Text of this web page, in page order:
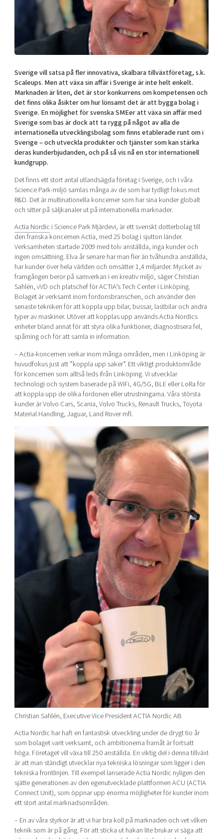
Shaping cities and regions
Bright East
Reversed mentorship
Current offers and activities
Upscaling
Talent & skills
Startup & industry collaboration
Offers to boost your business
Funding opportunities
Our community of companies
Projects
Publications
Project toolbox
Our clusters
Reach out to us
Locations
Today's lunch in Mjärdevi
Sverige vill satsa på flerinnovativa, skalbara tillväxtföretag, s.k.
Scaleups. Men att växa sin affär i Sverige är inte helt enkelt.
Marknaden är liten, det är stor konkurrens om kompetensen och
det finns olika åsikter om hur lönsamt det är att bygga bolag i
Sverige. En möjlighet för svenska SMEer att växa sin affär med
Sverige som bas är dock att ta rygg på något av alla de
internationella utvecklingsbolag som finns etablerade runt om i
Sverige – och utveckla produkter och tjänster som kan stärka
deras kunderbjudanden, och på så vis nå en stor internationell
kundgrupp.
Det finns ett stort antal utlandsägda företag i Sverige, och i våra
Science Park-miljö samlas många av de som har tydligt fokus mot
R&D. Det är multinationella koncerner som har sina kunder globalt
och sitter på säljkanaler ut på internationella marknader.
Actia Nordici Science Park Mjärdevi, är ett svenskt dotterbolag till
den franska koncernen Actia, med 25 bolag i sjutton länder.
Verksamheten startade 2009 med tolv anställda, inga kunder och
ingen omsättning. Elva år senare har man fler än tvåhundra anställda,
har kunder över hela världen och omsätter 1,4 miljarder. Mycket av
framgången beror på samverkan i en kreativ miljö, säger Christian
Sahlén, vVD och platschef för ACTIA’s Tech Center i Linköping.
Bolaget är verksamt inom fordonsbranschen, och använder den
senaste tekniken för att koppla upp bilar, bussar, lastbilar och andra
typer av maskiner. Utöver att kopplas upp används Actia Nordics
enheter bland annat för att styra olika funktioner, diagnostisera fel,
spårning och för att samla in information.
– Actia-koncernen verkar inom många områden, men i Linköping är
huvudfokus just att ”koppla upp saker”. Ett viktigt produktområde
för koncernen som alltså leds ifrån Linköping. Vi utvecklar
technologi och system baserade på WiFi, 4G/5G, BLE eller LoRa för
att koppla upp de olika fordonen eller utrustningarna. Våra största
kunder är Volvo Cars, Scania, Volvo Trucks, Renault Trucks, Toyota
Material Handling, Jaguar, Land Rover mfl.
Christian Sahlén, Executive Vice President ACTIA Nordic AB
Actia Nordic har haft en fantastisk utveckling under de drygt tio år
som bolaget varit verksamt, och ambitionerna framåt är fortsatt
höga. Företaget vill växa till 250 anställda. En viktig del i denna tillväxt
är att man ständigt utvecklar nya tekniska lösningar som ligger i den
tekniska frontlinjen. Till exempel lanserade Actia Nordic nyligen den
sjätte generationen av den egenutvecklade plattformen ACU (ACTIA
Connect Unit), som öppnar upp enorma möjligheter för kunder inom
ett stort antal marknadsområden.
– En av våra styrkor är att vi har bra koll på marknaden och vet vilken
teknik som är på gång. För att sticka ut hakan lite brukar vi säga att